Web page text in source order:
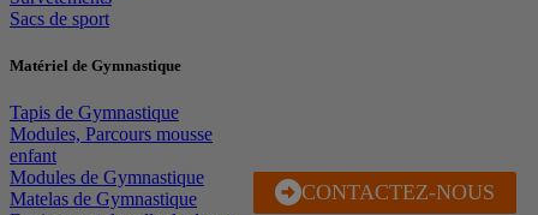
J'EN PROFITE
CONTACTEZ-NOUS
Sacs de sport
Matériel de Gymnastique
Tapis de Gymnastique
Modules, Parcours mousse
enfant
Modules de Gymnastique
Matelas de Gymnastique